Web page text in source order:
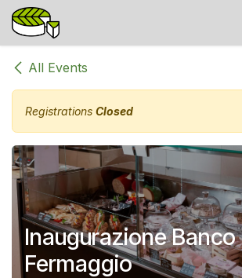
Skip to Content
All Events
Registrations Closed
Inaugurazione Banco
Fermaggio